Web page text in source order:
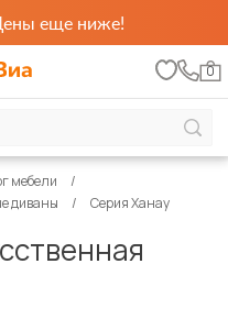
еще ниже!
0
мебели
диваны Серия Ханау